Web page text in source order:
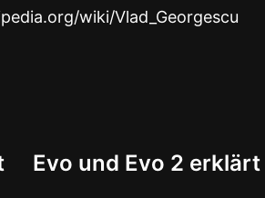
wiki/Vlad_Georgescu
Evo und Evo 2 erklärt